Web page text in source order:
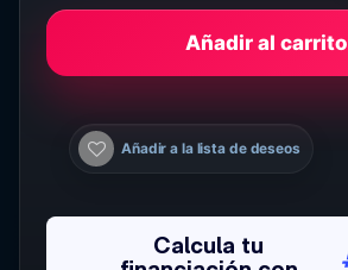
Añadir al carrito
Añadir a la lista de deseos